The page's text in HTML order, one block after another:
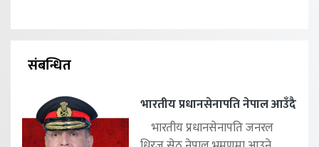
संबन्धित
भारतीय प्रधानसेनापति नेपाल आउँदै
भारतीय प्रधानसेनापति जनरल